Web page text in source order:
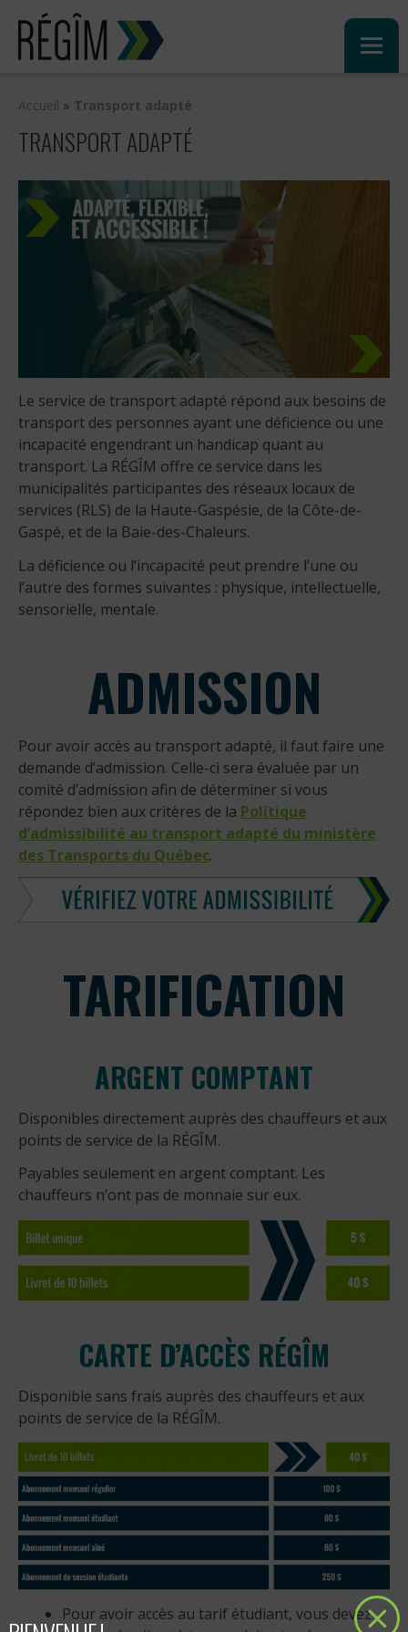
Sauter
contenu
Accueil » Transport adapté
TRANSPORT ADAPTÉ
Le service de transport adapté répond aux besoins de
transport des personnes ayant une déficience ou une
incapacité engendrant un handicap quant au
transport. La RÉGÎM offre ce service dans les
municipalités participantes des réseaux locaux de
services (RLS) de la Haute-Gaspésie, de la Côte-de-
Gaspé, et de la Baie-des-Chaleurs.
La déficience ou l’incapacité peut prendre l’une ou
l’autre des formes suivantes : physique, intellectuelle,
sensorielle, mentale.
ADMISSION
Pour avoir accès au transport adapté, il faut faire une
demande d’admission. Celle-ci sera évaluée par un
comité d’admission afin de déterminer si vous
répondez bien aux critères de la Politique
d’admissibilité au transport adapté du ministère
des Transports du Québec.
TARIFICATION
ARGENT COMPTANT
Disponibles directement auprès des chauffeurs et aux
points de service de la RÉGÎM.
Payables seulement en argent comptant. Les
chauffeurs n’ont pas de monnaie sur eux.
CARTE D’ACCÈS RÉGÎM
Disponible sans frais auprès des chauffeurs et aux
points de service de la RÉGÎM.
Pour avoir accès au tarif étudiant, vous devez